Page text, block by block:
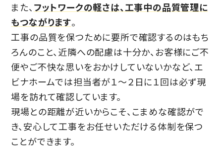
また、 フットワークの軽さは、工事中の品質管理に
もつながります。
工事の品質を保つために要所で確認するのはもち
ろんのこと、近隣への配慮は十分か、お客様にご不
便やご不快な思いをおかけしていないかなど、エ
ビナホームでは担当者が１〜２日に１回は必ず現
場を訪れて確認しています。
現場との距離が近いからこそ、こまめな確認がで
き、安心して工事をお任せいただける体制を保つ
ことができます。